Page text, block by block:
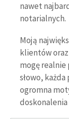
nawet
notarialnych.
Moją
klientów
mogę realnie
słowo,
ogromna
doskonalenia